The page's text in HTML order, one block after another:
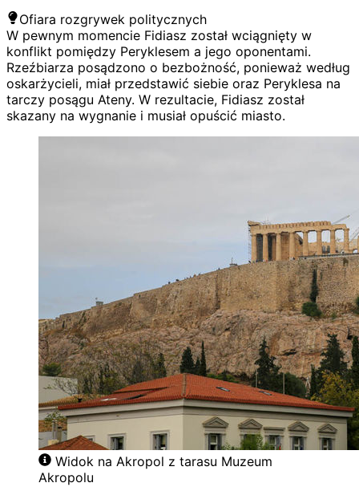
Ofiara rozgrywek politycznych
W pewnym momencie Fidiasz został wciągnięty w
konflikt pomiędzy Peryklesem a jego oponentami.
Rzeźbiarza posądzono o bezbożność, ponieważ według
oskarżycieli, miał przedstawić siebie oraz Peryklesa na
tarczy posągu Ateny. W rezultacie, Fidiasz został
skazany na wygnanie i musiał opuścić miasto.
Widok na Akropol z tarasu Muzeum
Akropolu